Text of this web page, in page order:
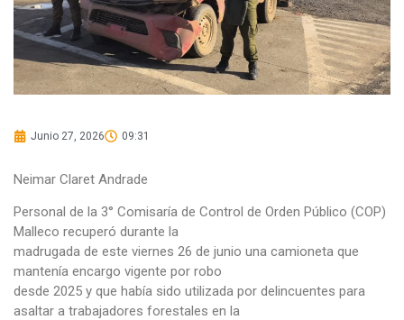
Junio 27, 2026 09:31
Neimar Claret Andrade
Personal de la 3° Comisaría de Control de Orden Público (COP)
Malleco recuperó durante la
madrugada de este viernes 26 de junio una camioneta que
mantenía encargo vigente por robo
desde 2025 y que había sido utilizada por delincuentes para
asaltar a trabajadores forestales en la